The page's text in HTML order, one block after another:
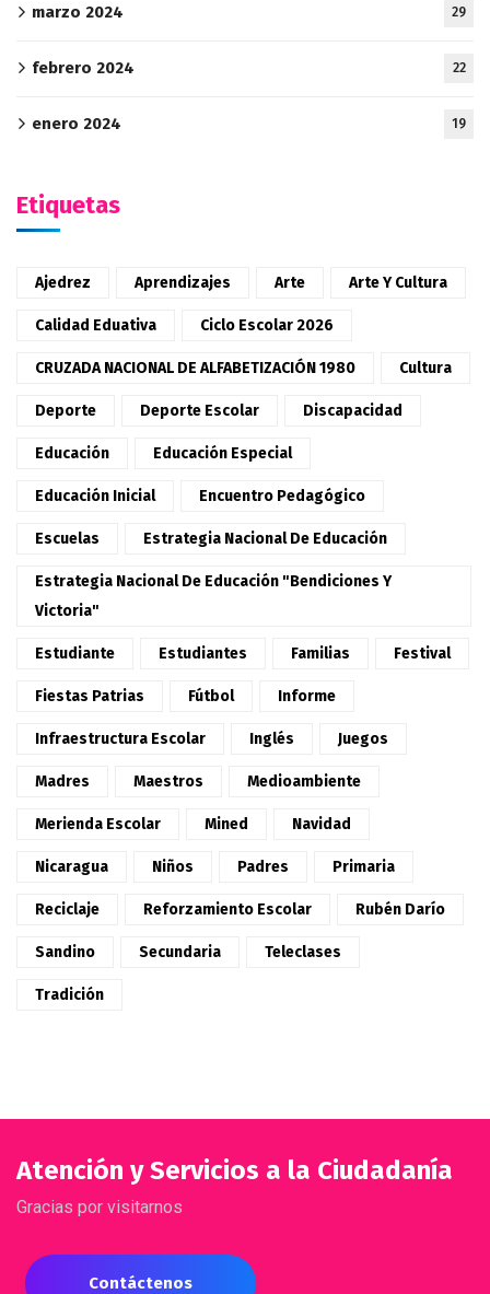
marzo 2024 29
febrero 2024 22
enero 2024 19
Etiquetas
Ajedrez Aprendizajes Arte Arte Y Cultura
Calidad Eduativa Ciclo Escolar 2026
CRUZADA NACIONAL DE ALFABETIZACIÓN 1980 Cultura
Deporte Deporte Escolar Discapacidad
Educación Educación Especial
Educación Inicial Encuentro Pedagógico
Escuelas Estrategia Nacional De Educación
Estrategia Nacional De Educación "Bendiciones Y
Victoria"
Estudiante Estudiantes Familias Festival
Fiestas Patrias Fútbol Informe
Infraestructura Escolar Inglés Juegos
Madres Maestros Medioambiente
Merienda Escolar Mined Navidad
Nicaragua Niños Padres Primaria
Reciclaje Reforzamiento Escolar Rubén Darío
Sandino Secundaria Teleclases
Tradición
Atención y Servicios a la Ciudadanía
Gracias por visitarnos
Contáctenos